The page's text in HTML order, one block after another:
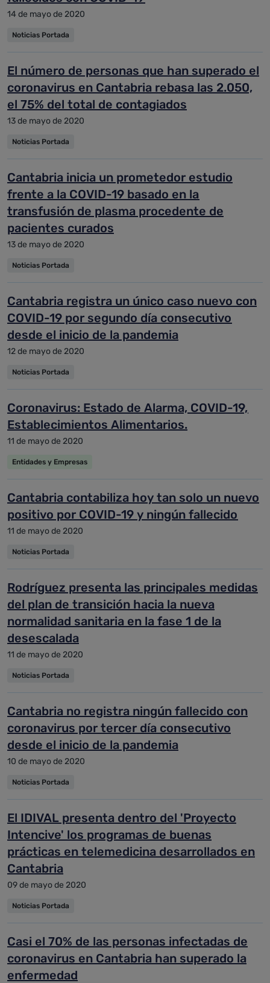
14 de mayo de 2020
Noticias Portada
El número de personas que han superado el
coronavirus en Cantabria rebasa las 2.050,
el 75% del total de contagiados
13 de mayo de 2020
Noticias Portada
Cantabria inicia un prometedor estudio
frente a la COVID-19 basado en la
transfusión de plasma procedente de
pacientes curados
13 de mayo de 2020
Noticias Portada
Cantabria registra un único caso nuevo con
COVID-19 por segundo día consecutivo
desde el inicio de la pandemia
12 de mayo de 2020
Noticias Portada
Coronavirus: Estado de Alarma, COVID-19,
Establecimientos Alimentarios.
11 de mayo de 2020
Entidades y Empresas
Cantabria contabiliza hoy tan solo un nuevo
positivo por COVID-19 y ningún fallecido
11 de mayo de 2020
Noticias Portada
Rodríguez presenta las principales medidas
del plan de transición hacia la nueva
normalidad sanitaria en la fase 1 de la
desescalada
11 de mayo de 2020
Noticias Portada
Cantabria no registra ningún fallecido con
coronavirus por tercer día consecutivo
desde el inicio de la pandemia
10 de mayo de 2020
Noticias Portada
El IDIVAL presenta dentro del 'Proyecto
Intencive' los programas de buenas
prácticas en telemedicina desarrollados en
Cantabria
09 de mayo de 2020
Noticias Portada
Casi el 70% de las personas infectadas de
coronavirus en Cantabria han superado la
enfermedad